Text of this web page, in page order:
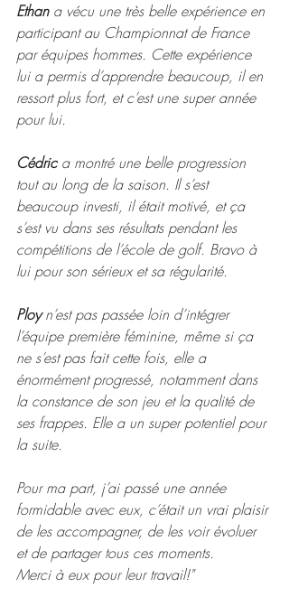
Ethan a vécu une très belle expérience en
participant au Championnat de France
par équipes hommes. Cette expérience
lui a permis d’apprendre beaucoup, il en
ressort plus fort, et c’est une super année
pour lui.
Cédric a montré une belle progression
tout au long de la saison. Il s’est
beaucoup investi, il était motivé, et ça
s’est vu dans ses résultats pendant les
compétitions de l’école de golf. Bravo à
lui pour son sérieux et sa régularité.
Ploy n’est pas passée loin d’intégrer
l’équipe première féminine, même si ça
ne s’est pas fait cette fois, elle a
énormément progressé, notamment dans
la constance de son jeu et la qualité de
ses frappes. Elle a un super potentiel pour
la suite.
Pour ma part, j’ai passé une année
formidable avec eux, c’était un vrai plaisir
de les accompagner, de les voir évoluer
et de partager tous ces moments.
Merci à eux pour leur travail!"